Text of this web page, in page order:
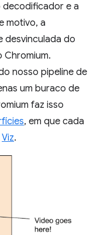
decodificador e a
motivo, a
desvinculada do
Chromium.
nosso pipeline de
um buraco de
faz isso
, em que cada
Viz.